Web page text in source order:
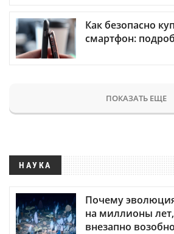
Как безопасно
смартфон:
ПОКАЗАТЬ ЕЩЕ
НАУКА
Почему
на миллионы
внезапно